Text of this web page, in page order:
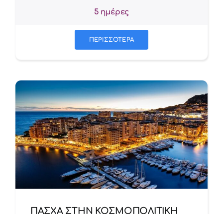
5 ημέρες
ΠΕΡΙΣΣΟΤΕΡΑ
ΠΑΣΧΑ ΣΤΗΝ ΚΟΣΜΟΠΟΛΙΤΙΚΗ